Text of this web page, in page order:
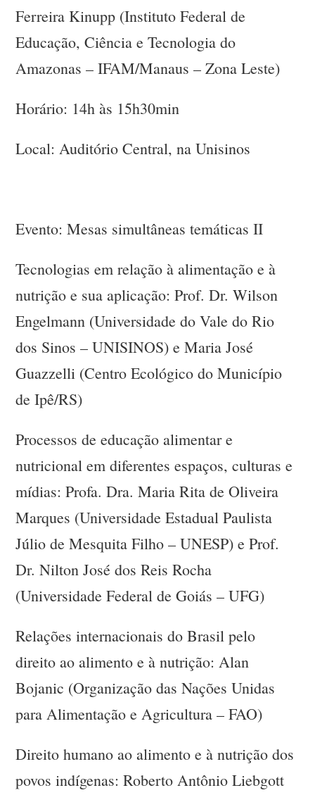
Ferreira Kinupp (Instituto Federal de
Educação, Ciência e Tecnologia do
Amazonas – IFAM/Manaus – Zona Leste)
Horário: 14h às 15h30min
Local: Auditório Central, na Unisinos
Evento: Mesas simultâneas temáticas II
Tecnologias em relação à alimentação e à
nutrição e sua aplicação: Prof. Dr. Wilson
Engelmann (Universidade do Vale do Rio
dos Sinos – UNISINOS) e Maria José
Guazzelli (Centro Ecológico do Município
de Ipê/RS)
Processos de educação alimentar e
nutricional em diferentes espaços, culturas e
mídias: Profa. Dra. Maria Rita de Oliveira
Marques (Universidade Estadual Paulista
Júlio de Mesquita Filho – UNESP) e Prof.
Dr. Nilton José dos Reis Rocha
(Universidade Federal de Goiás – UFG)
Relações internacionais do Brasil pelo
direito ao alimento e à nutrição: Alan
Bojanic (Organização das Nações Unidas
para Alimentação e Agricultura – FAO)
Direito humano ao alimento e à nutrição dos
povos indígenas: Roberto Antônio Liebgott